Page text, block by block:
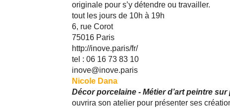
originale pour s’y détendre ou travailler.
tout les jours de 10h à 19h
6, rue Corot
75016 Paris
http://inove.paris/fr/
tel : 06 16 73 83 10
inove@inove.paris
Nicole Dana
Décor porcelaine - Métier d’art peintre
ouvrira son atelier pour présenter ses